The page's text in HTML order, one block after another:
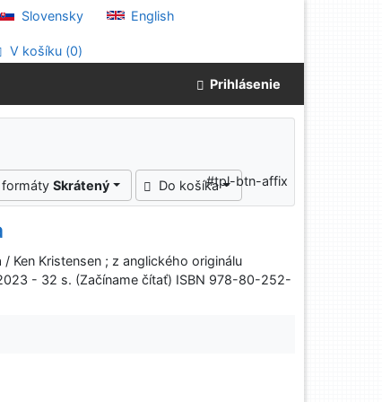
Slovensky English
V košíku (0)
Prihlásenie
Skrátený Do košíka#tpl-btn-affix
Ken Kristensen ; z anglického originálu
- 32 s. (Začíname čítať) ISBN 978-80-252-